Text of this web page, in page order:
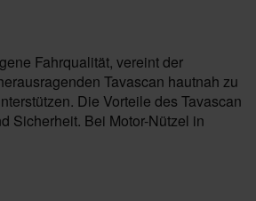
Fahrqualität, vereint der
Tavascan hautnah zu
Die Vorteile des Tavascan
Sicherheit. Bei Motor-Nützel in